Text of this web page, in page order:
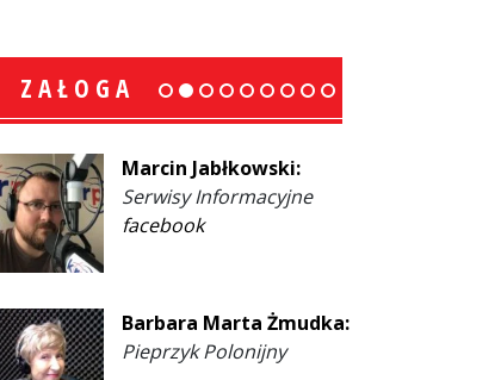
ZAŁOGA
Marcin Jabłkowski:
Serwisy Informacyjne
facebook
Barbara Marta Żmudka:
Pieprzyk Polonijny